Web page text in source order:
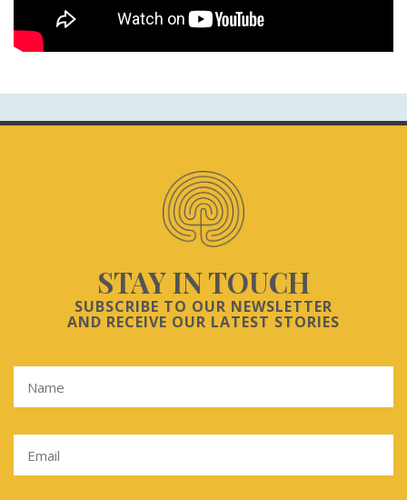
STAY IN TOUCH
SUBSCRIBE TO OUR NEWSLETTER
AND RECEIVE OUR LATEST STORIES